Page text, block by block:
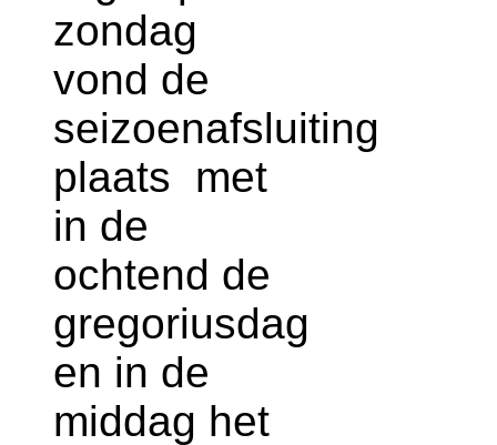
zondag
vond de
seizoenafsluiting
plaats met
in de
ochtend de
gregoriusdag
en in de
middag het